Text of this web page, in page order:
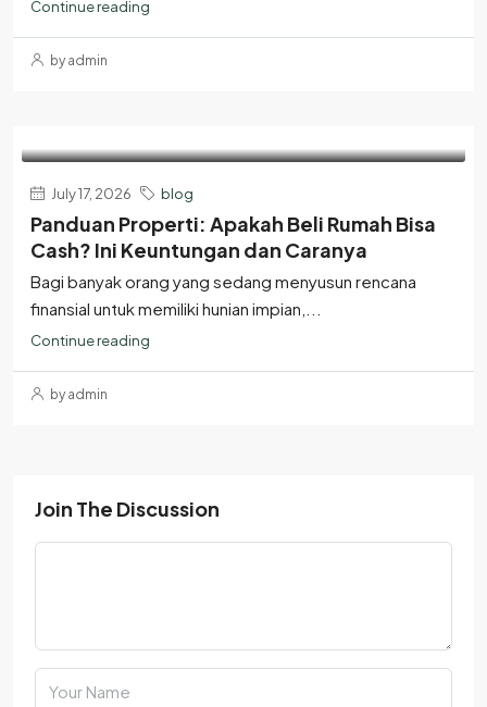
Continue reading
by admin
July 17, 2026 blog
Panduan Properti: Apakah Beli Rumah Bisa
Cash? Ini Keuntungan dan Caranya
Bagi banyak orang yang sedang menyusun rencana
finansial untuk memiliki hunian impian,...
Continue reading
by admin
Join The Discussion